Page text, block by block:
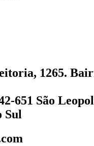
1265.
651 São
Sul